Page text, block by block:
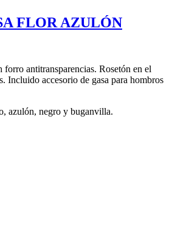
FLOR AZULÓN
forro antitransparencias. Rosetón en el
Incluido accesorio de gasa para hombros
azulón, negro y buganvilla.